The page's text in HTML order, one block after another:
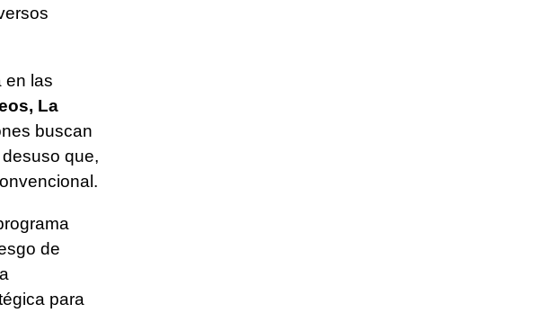
en las
La
buscan
que,
de
para